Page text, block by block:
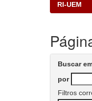
RI-UEM
Buscar
por
Filtros